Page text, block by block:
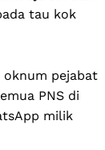
tau kok
oknum pejabat
PNS di
milik